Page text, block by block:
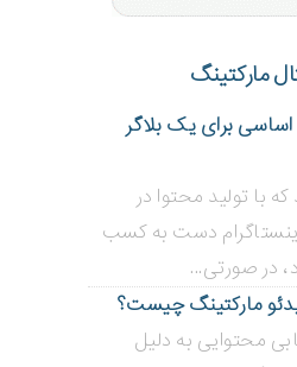
مارکتینگ
برای یک بلاگر
با تولید محتوا در
دست به کسب
در صورتی...
مارکتینگ چیست؟
محتوایی به دلیل